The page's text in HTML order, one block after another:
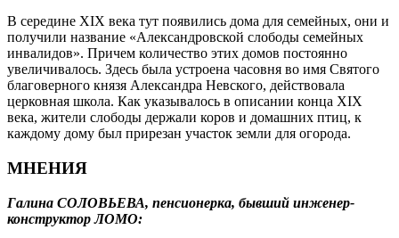
В середине XIX века тут появи­лись дома для семейных, они и
получили название «Александровской слободы семейных
инвалидов». Причем количество этих домов постоянно
увеличивалось. Здесь была устроена часовня во имя Святого
благоверного князя Александра Невского, действовала
церковная школа. Как указывалось в описании конца XIX
века, жители слободы держали коров и домашних птиц, к
каждому дому был прирезан участок земли для огорода.
МНЕНИЯ
Галина СОЛОВЬЕВА, пенсионерка, бывший инженер-
конструктор ЛОМО: